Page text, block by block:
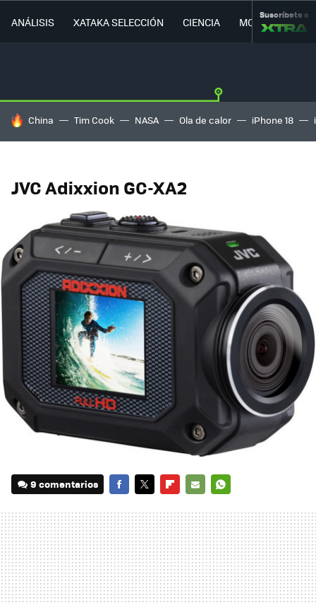
ANÁLISIS XATAKA SELECCIÓN CIENCIA MOVILIDAD
Suscríbete a
HOY SE HABLA DE
China Tim Cook NASA Ola de calor iPhone 18
JVC Adixxion GC-XA2
9 comentarios
MAIL